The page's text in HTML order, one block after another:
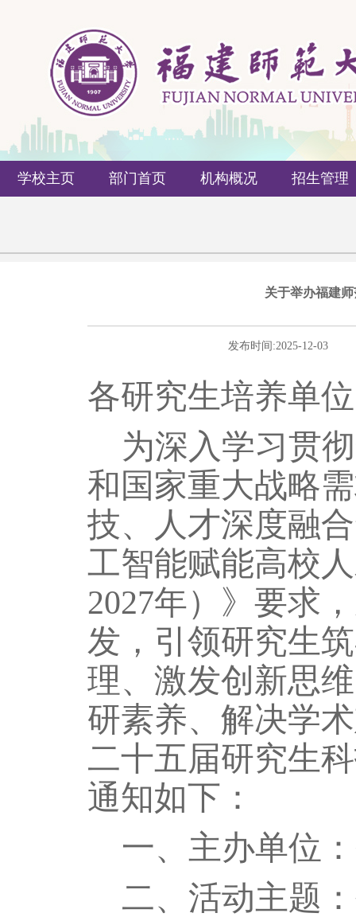
学校主页 部门首页 机构概况 招生管理
关于举办福建
发布时间:2025-12-03
各研究生培养单
为深入学习贯彻
和国家重大战略
技、人才深度融合
工智能赋能高校
2027年）》要求
发，引领研究生
理、激发创新思
研素养、解决学
二十五届研究生
通知如下：
一、主办单位 ：
二、活动主题：